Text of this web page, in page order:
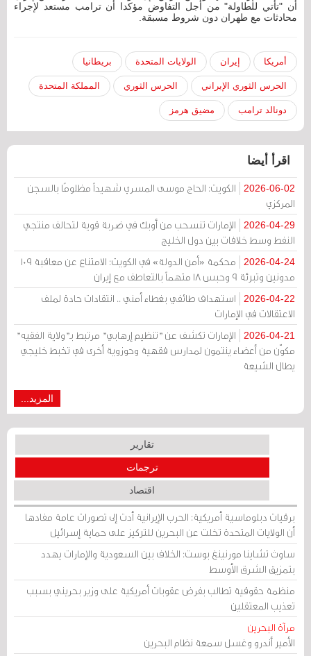
أن "تأتي للطاولة" من أجل التفاوض مؤكدا أن ترامب مستعد لإجراء
محادثات مع طهران دون شروط مسبقة.
أمريكا إيران الولايات المتحدة بريطانيا
الحرس الثوري الإيراني الحرس الثوري المملكة المتحدة
دونالد ترامب مضيق هرمز
اقرأ أيضا
2026-06-02
الكويت: الحاج موسى المسري شهيداً مظلومًا بالسجن
المركزي
2026-04-29
الإمارات تنسحب من أوبك في ضربة قوية لتحالف منتجي
النفط وسط خلافات بين دول الخليج
2026-04-24
محكمة «أمن الدولة» في الكويت: الامتناع عن معاقبة 109
مدونين وتبرئة 9 وحبس 18 متهماً بالتعاطف مع إيران
2026-04-22
استهداف طائفي بغطاء أمني .. انتقادات حادة لملف
الاعتقالات في الإمارات
2026-04-21
الإمارات تكشف عن "تنظيم إرهابي" مرتبط بـ"ولاية الفقيه"
مكوّن من أعضاء ينتمون لمدارس فقهية وحوزوية أخرى في تخبط خليجي
يطال الشيعة
المزيد...
تقارير
ترجمات
اقتصاد
برقيات دبلوماسية أمريكية: الحرب الإيرانية أدت إلى تصورات عامة مفادها
أن الولايات المتحدة تخلت عن البحرين للتركيز على حماية إسرائيل
ساوث تشاينا مورنينغ بوست: الخلاف بين السعودية والإمارات يهدد
بتمزيق الشرق الأوسط
منظمة حقوقية تطالب بفرض عقوبات أمريكية على وزير بحريني بسبب
تعذيب المعتقلين
مرآة البحرين
الأمير أندرو وغسل سمعة نظام البحرين